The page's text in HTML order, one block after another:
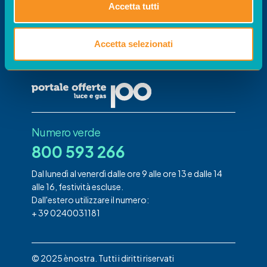
Accetta tutti
Accetta selezionati
Offerte
Il portale per confrontare le offerte gestito da
Numero verde
800 593 266
Dal lunedì al venerdì dalle ore 9 alle ore 13 e dalle 14
alle 16, festività escluse.
Dall'estero utilizzare il numero:
+ 39 0240031181
© 2025 ènostra. Tutti i diritti riservati